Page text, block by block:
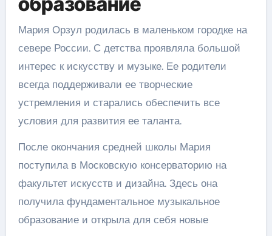
Мария Орзул родилась в маленьком городке на
севере России. С детства проявляла большой
интерес к искусству и музыке. Ее родители
всегда поддерживали ее творческие
устремления и старались обеспечить все
условия для развития ее таланта.
После окончания средней школы Мария
поступила в Московскую консерваторию на
факультет искусств и дизайна. Здесь она
получила фундаментальное музыкальное
образование и открыла для себя новые